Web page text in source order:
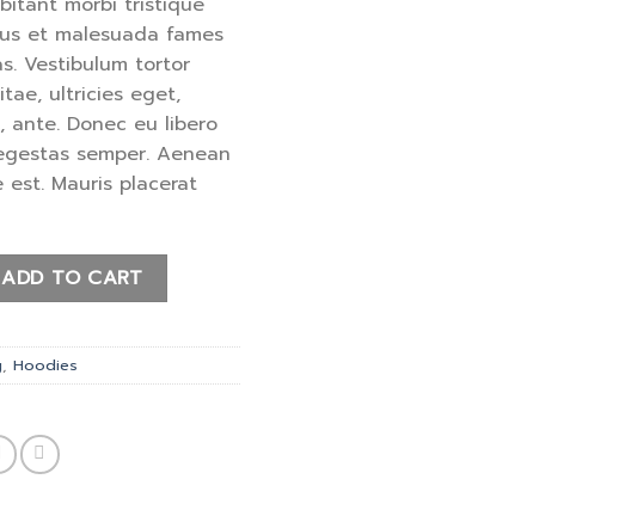
et malesuada fames
Vestibulum tortor
ultricies eget,
ante. Donec eu libero
semper. Aenean
Mauris placerat
ADD TO CART
Hoodies